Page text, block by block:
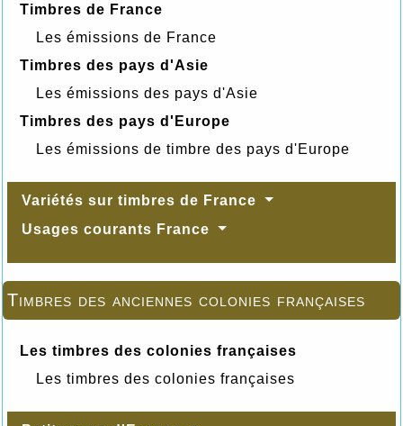
Timbres de France
Les émissions de France
Timbres des pays d'Asie
Les émissions des pays d'Asie
Timbres des pays d'Europe
Les émissions de timbre des pays d'Europe
Variétés sur timbres de France
Usages courants France
Timbres des anciennes colonies françaises
Les timbres des colonies françaises
Les timbres des colonies françaises